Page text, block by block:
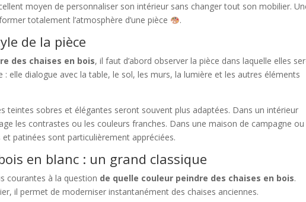
moyen de personnaliser son intérieur sans changer tout son mobilier.
totalement l’atmosphère d’une pièce
.
de la pièce
des chaises en bois, il faut d’abord observer la pièce dans laquelle elles
: elle dialogue avec la table, le sol, les murs, la lumière et les autres éléments
teintes sobres et élégantes seront souvent plus adaptées. Dans un intérieur
les contrastes ou les couleurs franches. Dans une maison de campagne
patinées sont particulièrement appréciées.
en blanc : un grand classique
courantes à la question de quelle couleur peindre des chaises en bois.
il permet de moderniser instantanément des chaises anciennes.